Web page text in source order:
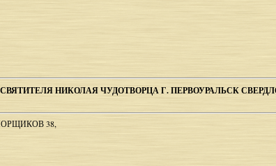
НИКОЛАЯ ЧУДОТВОРЦА Г. ПЕРВОУРАЛЬСК
38,